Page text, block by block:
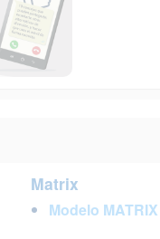
Matrix
Modelo MATRIX